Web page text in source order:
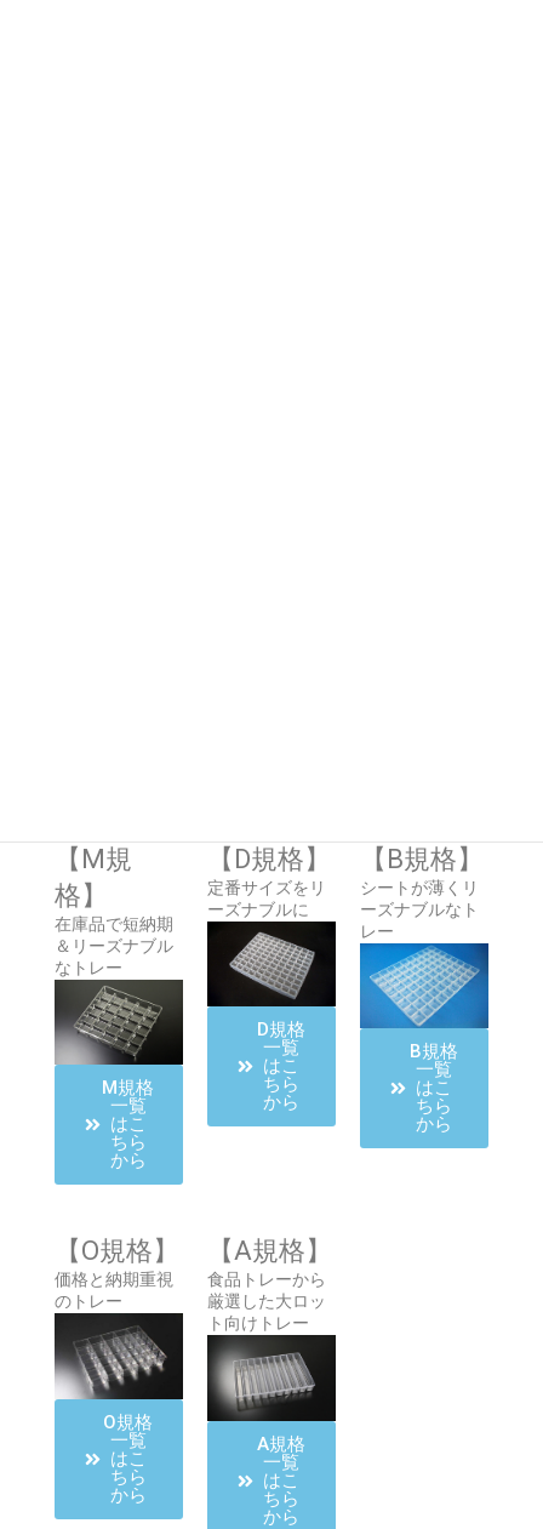
【M規
格】
在庫品で短納期
＆リーズナブル
なトレー
M規格
一覧
はこ
ちら
から
【D規格】
定番サイズをリ
ーズナブルに
D規格
一覧
はこ
ちら
から
【B規格】
シートが薄くリ
ーズナブルなト
レー
B規格
一覧
はこ
ちら
から
【O規格】
価格と納期重視
のトレー
O規格
一覧
はこ
ちら
から
【A規格】
食品トレーから
厳選した大ロッ
ト向けトレー
A規格
一覧
はこ
ちら
から